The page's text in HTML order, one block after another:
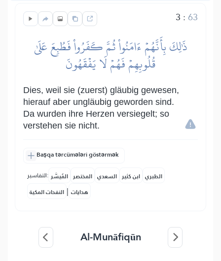
3 :63
ذَٰلِكَ بِأَنَّهُمۡ ءَامَنُواْ ثُمَّ كَفَرُواْ فَطُبِعَ عَلَىٰ
قُلُوبِهِمۡ فَهُمۡ لَا يَفۡقَهُونَ
Dies, weil sie (zuerst) gläubig gewesen,
hierauf aber ungläubig geworden sind.
Da wurden ihre Herzen versiegelt; so
verstehen sie nicht.
Başqa tərcümələri göstərmək
التفاسير: المُيسَّر المختصر السعدي ابن كثير الطبري
النفحات المكية | هدايات
Al-Munāfiqūn